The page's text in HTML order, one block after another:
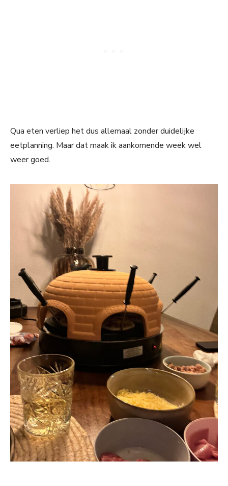
Qua eten verliep het dus allemaal zonder duidelijke
eetplanning. Maar dat maak ik aankomende week wel
weer goed.